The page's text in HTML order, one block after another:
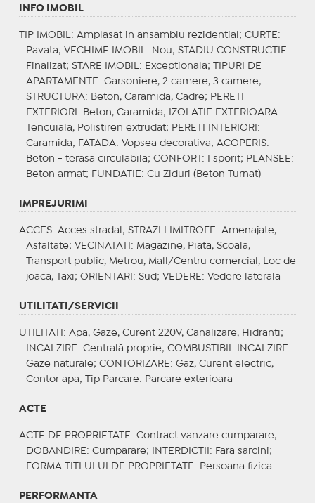
INFO IMOBIL
TIP IMOBIL : Amplasat in ansamblu rezidential; CURTE :
Pavata; VECHIME IMOBIL : Nou; STADIU CONSTRUCTIE :
Finalizat; STARE IMOBIL : Exceptionala;
TIPURI DE
APARTAMENTE : Garsoniere, 2 camere, 3 camere;
STRUCTURA: Beton, Caramida, Cadre; PERETI
EXTERIORI : Beton, Caramida; IZOLATIE EXTERIOARA:
Tencuiala, Polistiren extrudat; PERETI INTERIORI :
Caramida; FATADA: Vopsea decorativa; ACOPERIS:
Beton - terasa circulabila; CONFORT : I sporit; PLANSEE :
Beton armat; FUNDATIE : Cu Ziduri (Beton Turnat)
IMPREJURIMI
ACCES: Acces stradal; STRAZI LIMITROFE : Amenajate,
Asfaltate; VECINATATI : Magazine, Piata, Scoala,
Transport public, Metrou, Mall/Centru comercial, Loc de
joaca, Taxi; ORIENTARI : Sud; VEDERE : Vedere laterala
UTILITATI/SERVICII
UTILITATI : Apa, Gaze, Curent 220V, Canalizare, Hidranti;
INCALZIRE : Centrală proprie; COMBUSTIBIL INCALZIRE :
Gaze naturale; CONTORIZARE : Gaz, Curent electric,
Contor apa;
Tip Parcare: Parcare exterioara
ACTE
ACTE DE PROPRIETATE : Contract vanzare cumparare;
DOBANDIRE : Cumparare; INTERDICTII : Fara sarcini;
FORMA TITLULUI DE PROPRIETATE : Persoana fizica
PERFORMANTA